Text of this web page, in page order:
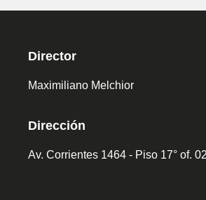
Director
Maximiliano Melchior
Dirección
Av. Corrientes 1464 - Piso 17° of. 02